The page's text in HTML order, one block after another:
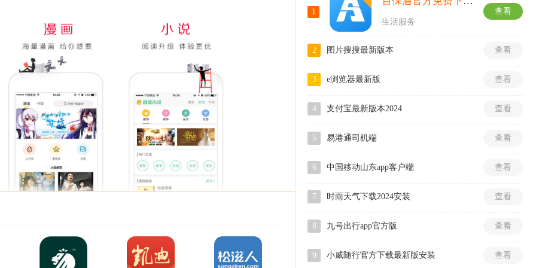
1 查看
生活服务
2 查看
图片搜搜最新版本
3 查看
e浏览器最新版
4 查看
支付宝最新版本2024
5 查看
易港通司机端
6 查看
中国移动山东app客户端
7 查看
时雨天气下载2024安装
8 查看
九号出行app官方版
9 查看
小威随行官方下载最新版安装